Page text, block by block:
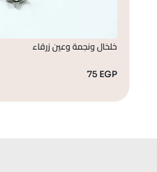
خلخال ونجمة وعين زرقاء
75 EGP